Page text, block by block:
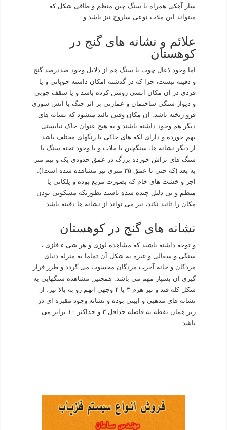
ساز آهکی همراه با سنگ چین منظم و طاقی شکل که
میتواند این ملات نوعی ساروج نیز باشد و …
علائم و نشانه های گنج در
کوهستان
اما وجود ذغال چوب یا سنگ هم از دلایل وجود صددرصد گنج
و دفینه نیست، چرا که در گذشته امکان داشته چوپانی و یا
فردی در آن مکان آتشی روشن کرده باشد و یا سقف چوبی
و دیوار سنگی ساختمان و عمارتی بر اثر جنگ یا آتش سوزی
فرو ریخته باشد. آن مکان وقتی تائید میشود که نشانه های
دیگر هم وجود داشته باشند و به هیچ عنوان خاک نبایستی
بهم خورده و دارای لکه های خاکی با رنگهای مختلف باشد.
از دیگر نشانه ها، سنگچین با ملات و یا وجود تخته سنگ یا
سنگ های تراش خورده بزرگ در عمق حدودی یک و نیم متر
به بعد (که حتی تا عمق ۳۵ متری نیز مشاهده شده است!).
آجر و خشت های خام که بصورت مربع بوده و پلکانی یا
منظم و بی دلیل چیده شده باشند بطوریکه مسکونی بودن
مکان را تائید نکند، نیز می تواند از نشانه ها دفینه باشد.
نشانه های گنج در کوهستان
و توجه داشته باشید که مشاهده لوزی و هر شی ء فلزی ،
سنگی و سفالی و غیره به شکل آن تماما به منزله دنیای
مردگان و خانه آخرت مردگان محسوب می گردد و طرز قرار
گیری آن بسیار مهم می باشد. همچنین مشاهده سنگهایی به
شکل کله قند و نیز هرم ۳ یا ۴ وجهی آنهم رو به بالا نیز، از
نشانه های مذهبی و آیینی بوده و نشانه وجود مقبره ای در
زیر همان نقطه به فاصله حداقل ۳ و حداکثر ۱۰ برابر می
باشد.